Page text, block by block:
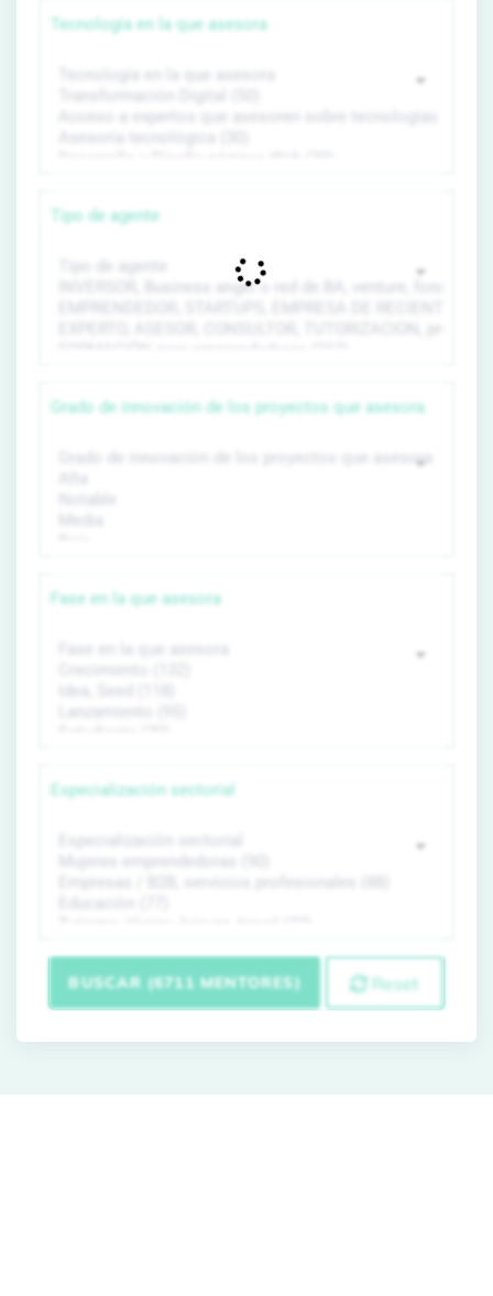
Tecnología en la que asesora
Tipo de agente
Grado de innovación de los proyectos que asesora
Fase en la que asesora
Especialización sectorial
BUSCAR (6711 MENTORES) Reset